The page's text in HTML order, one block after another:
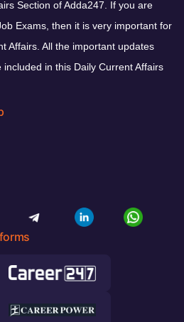
Section of Adda247. If you are
Exams, then it is very important for
Affairs. All the important updates
in this Daily Current Affairs